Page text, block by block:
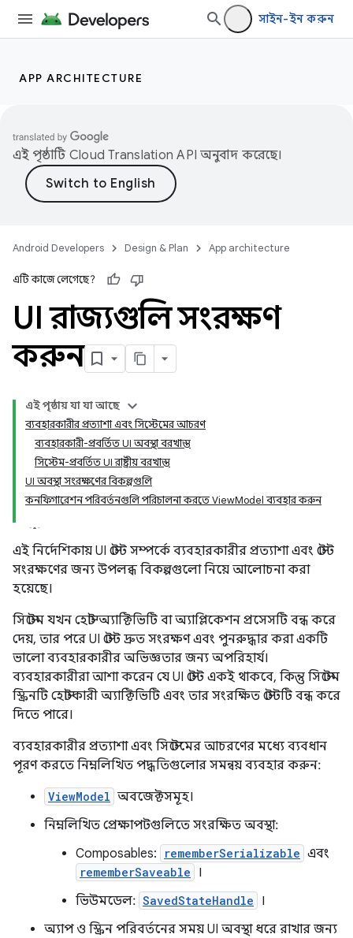
সাইন-ইন করুন
APP ARCHITECTURE
এই পৃষ্ঠাটি Cloud Translation API অনুবাদ করেছে।
Android Developers Design & Plan App architecture
এটি কাজে লেগেছে?
UI রাজ্যগুলি সংরক্ষণ
করুন
এই পৃষ্ঠায় যা যা আছে
ব্যবহারকারীর প্রত্যাশা এবং সিস্টেমের আচরণ
ব্যবহারকারী-প্রবর্তিত UI অবস্থা বরখাস্ত
সিস্টেম-প্রবর্তিত UI রাষ্ট্রীয় বরখাস্ত
UI অবস্থা সংরক্ষণের বিকল্পগুলি
কনফিগারেশন পরিবর্তনগুলি পরিচালনা করতে ViewModel ব্যবহার করুন
এই নির্দেশিকায় UI স্টেট সম্পর্কে ব্যবহারকারীর প্রত্যাশা এবং স্টেট
সংরক্ষণের জন্য উপলব্ধ বিকল্পগুলো নিয়ে আলোচনা করা
হয়েছে।
সিস্টেম যখন হোস্ট অ্যাক্টিভিটি বা অ্যাপ্লিকেশন প্রসেসটি বন্ধ করে
দেয়, তার পরে UI স্টেট দ্রুত সংরক্ষণ এবং পুনরুদ্ধার করা একটি
ভালো ব্যবহারকারীর অভিজ্ঞতার জন্য অপরিহার্য।
ব্যবহারকারীরা আশা করেন যে UI স্টেট একই থাকবে, কিন্তু সিস্টেম
স্ক্রিনটি হোস্টকারী অ্যাক্টিভিটি এবং তার সংরক্ষিত স্টেটটি বন্ধ করে
দিতে পারে।
ব্যবহারকারীর প্রত্যাশা এবং সিস্টেমের আচরণের মধ্যে ব্যবধান
পূরণ করতে নিম্নলিখিত পদ্ধতিগুলোর সমন্বয় ব্যবহার করুন:
ViewModel অবজেক্টসমূহ।
নিম্নলিখিত প্রেক্ষাপটগুলিতে সংরক্ষিত অবস্থা:
Composables:
rememberSerializable এবং
rememberSaveable
।
ভিউমডেল: SavedStateHandle
।
অ্যাপ ও স্ক্রিন পরিবর্তনের সময় UI অবস্থা ধরে রাখার জন্য